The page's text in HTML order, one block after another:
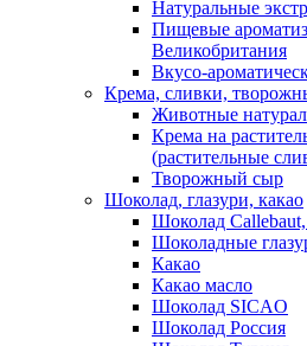
Натуральные
Пищевые
Великобритания
Вкусо-
Крема, сливки,
Животные
Крема на
(растительные
Творожный сыр
Шоколад, глазури, какао
Шоколад Callebaut,
Шоколадные
Какао
Какао масло
Шоколад SICAO
Шоколад Россия